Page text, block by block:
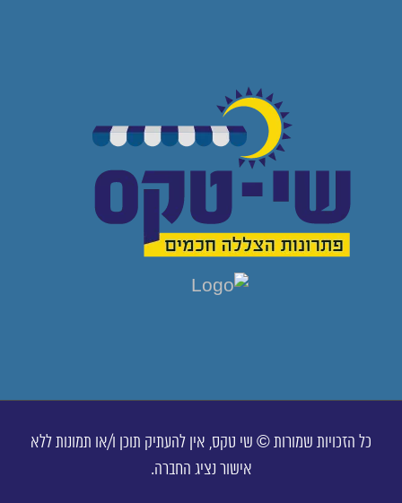
כל הזכויות שמורות © שי טקס, אין להעתיק תוכן ו/או תמונות ללא
אישור נציג החברה.